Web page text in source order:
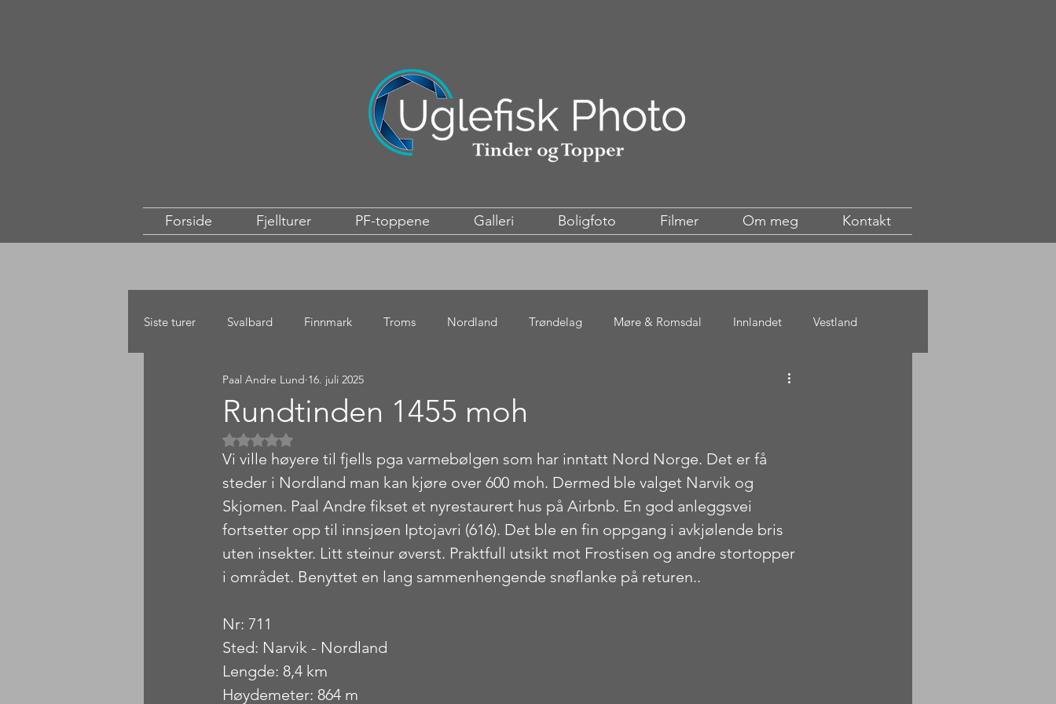
Forside Fjellturer PF-toppene Galleri Boligfoto Filmer Om meg Kontakt
Siste turer Svalbard Finnmark Troms Nordland Trøndelag Møre & Romsdal Innlandet Vestland
Sørlandet Østlandet
Rundtinden 1455 moh
Paal Andre Lund 16. juli 2025
Gitt NaN av 5 stjerner.
Vi ville høyere til fjells pga varmebølgen som har inntatt Nord Norge. Det er få
steder i Nordland man kan kjøre over 600 moh. Dermed ble valget Narvik og
Skjomen. Paal Andre fikset et nyrestaurert hus på Airbnb. En god anleggsvei
fortsetter opp til innsjøen Iptojavri (616). Det ble en fin oppgang i avkjølende bris
uten insekter. Litt steinur øverst. Praktfull utsikt mot Frostisen og andre stortopper
i området. Benyttet en lang sammenhengende snøflanke på returen..
Nr: 711
Sted: Narvik - Nordland
Lengde: 8,4 km
Høydemeter: 864 m